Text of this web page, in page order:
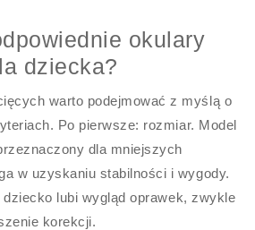
okulary
dziecka?
warto podejmować z myślą o
Po pierwsze: rozmiar. Model
dla mniejszych
w uzyskaniu stabilności i wygody.
lubi wygląd oprawek, zwykle
korekcji.